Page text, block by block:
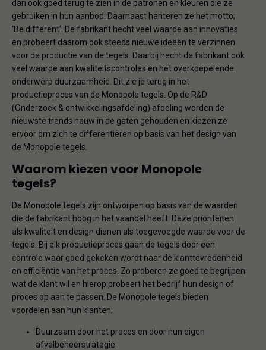
dan ook goed terug te zien in de patronen en kleuren die ze
gebruiken in hun aanbod. Daarnaast hanteren ze het motto;
‘Be different’. De fabrikant hecht veel waarde aan innovaties
en probeert daarom ook steeds nieuwe ideeën te verzinnen
voor de productie van de tegels. Daarbij hecht de fabrikant ook
veel waarde aan kwaliteitscontroles en het overkoepelende
onderwerp duurzaamheid. Dit zie je terug in het
productieproces van de Monopole tegels. Op de R&D
(Onderzoek & ontwikkelingsafdeling) afdeling worden de
nieuwste trends nauw in de gaten gehouden en kiezen ze
ervoor om zich te differentiëren op basis van het design van
de Monopole tegels.
Waarom kiezen voor Monopole
tegels?
De Monopole tegels zijn ontworpen op basis van de waarden
die de fabrikant hoog in het vaandel heeft. Deze prioriteiten
als kwaliteit en design dienen als toegevoegde waarde voor de
tegels. Bij elk productieproces gaan de tegels door een
controle waar goed gekeken wordt naar de klanttevredenheid
en efficiëntie van het proces. Zo proberen ze goed te begrijpen
wat de klant wil en hierop probeert het bedrijf hun design of
proces op aan te passen. De Monopole tegels bieden
voordelen aan hun klanten;
Duurzaam door het proces en door hun eigen
afvalbeheerstrategie